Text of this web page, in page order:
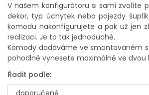
V našem konfigurátoru si sami zvolíte
dekor, typ úchytek nebo pojezdy
komodu nakonfigurujete a pak už jen
realizaci. Je to tak jednoduché.
Komody dodáváme ve smontovaném
pohodlně vynesete maximálně ve dvou
Řadit podle: